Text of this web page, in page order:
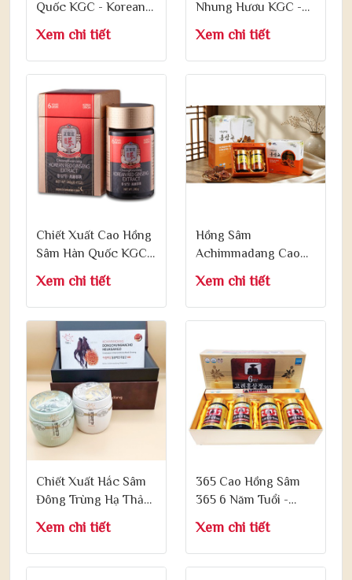
Quốc KGC - Korean
Red Ginseng Extract
30g
Xem chi tiết
Nhung Hươu KGC -
CheonNok Extract
180g x 2 Lọ
Xem chi tiết
Chiết Xuất Cao Hồng
Sâm Hàn Quốc KGC -
Korean Red Ginseng
Extract 240g
Xem chi tiết
Hồng Sâm
Achimmadang Cao
Cấp Achimmadang
Hongsamgold
Premium 240g x 2 Lọ
Xem chi tiết
Chiết Xuất Hắc Sâm
Đông Trùng Hạ Thảo
- Achimmadang
Cordyceps Militaris &
Korea Black Ginseng
500g x 2 Lọ
Xem chi tiết
365 Cao Hồng Sâm
365 6 Năm Tuổi -
Korean 6 Years Red
Ginseng Extract 365
Hộp 240g x 4 Lọ
Xem chi tiết